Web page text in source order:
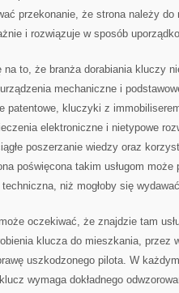
przekonanie, że strona należy
i rozwiązuje w sposób
na to, że branża dorabiania kluczy
mechaniczne i
patentowe, kluczyki z
elektroniczne i nietypowe
poszerzanie wiedzy oraz
poświęcona takim usługom może
niż mogłoby się
oczekiwać, że znajdzie tam
klucza do mieszkania, przez
uszkodzonego pilota. W
wymaga dokładnego